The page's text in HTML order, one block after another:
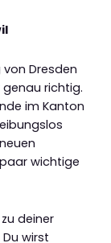
Dresden
richtig.
im Kanton
wichtige
deiner
wirst